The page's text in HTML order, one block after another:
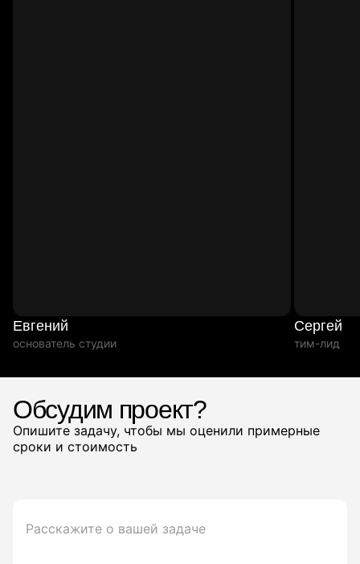
Евгений
основатель студии
Сергей
тим-лид
Обсудим проект?
Опишите задачу, чтобы мы оценили примерные
сроки и стоимость